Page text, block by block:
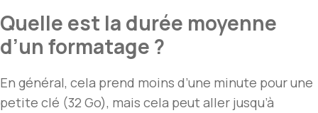
Quelle est la durée moyenne
d’un formatage ?
En général, cela prend moins d’une minute pour une
petite clé (32 Go), mais cela peut aller jusqu’à